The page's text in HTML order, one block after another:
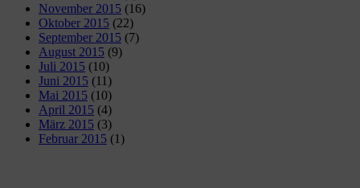
November 2015 (16)
Oktober 2015 (22)
September 2015 (7)
August 2015 (9)
Juli 2015 (10)
Juni 2015 (11)
Mai 2015 (10)
April 2015 (4)
März 2015 (3)
Februar 2015 (1)